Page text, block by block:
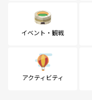
イベント・観戦
アクティビティ